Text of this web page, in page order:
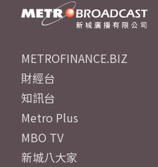
METROFINANCE.BIZ
財經台
知訊台
Metro Plus
MBO TV
新城八大家